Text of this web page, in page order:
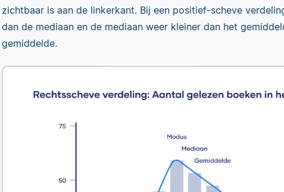
zichtbaar is aan de linkerkant. Bij een positief-scheve
dan de mediaan en de mediaan weer kleiner dan het
gemiddelde.